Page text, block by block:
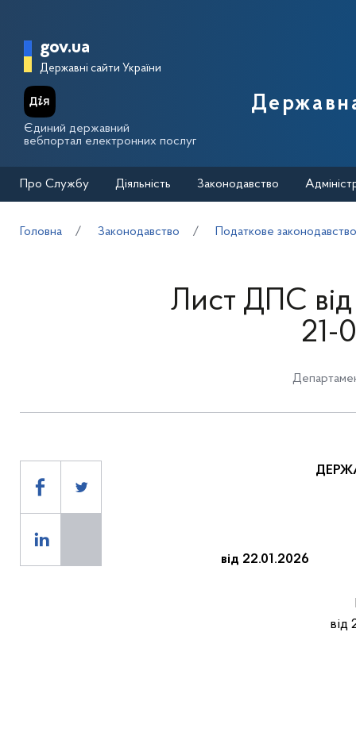
Головна сторінка Державної
gov.ua
Державні сайти України
Єдиний державний
вебпортал електронних послуг
Про Службу Діяльність Законодавство
Головна Законодавство Податкове законодавство
Лист ДПС
21-
від
від